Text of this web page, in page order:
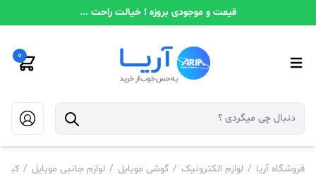
قیمت و موجودی بروزه ! خیالت راحت ...
0
فروشگاه آریا / لوازم الکترونیک / گوشی موبایل / لوازم جانبی موبایل / کیف